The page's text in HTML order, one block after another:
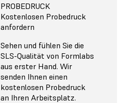
PROBEDRUCK
Kostenlosen Probedruck
anfordern
Sehen und fühlen Sie die
SLS-Qualität von Formlabs
aus erster Hand. Wir
senden Ihnen einen
kostenlosen Probedruck
an Ihren Arbeitsplatz.